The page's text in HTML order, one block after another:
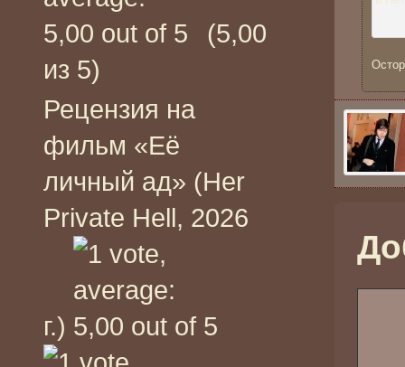
(5,00
из 5)
Рецензия на
фильм «Её
личный ад» (Her
Private Hell, 2026
г.)